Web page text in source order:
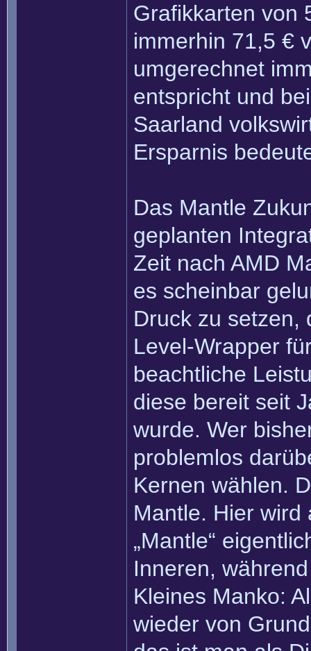
Grafikkarten von
immerhin 71,5 €
umgerechnet
entspricht und
Saarland
Ersparnis
Das Mantle
geplanten
Zeit nach AMD
es scheinbar
Druck zu setzen,
Level-Wrapper
beachtliche
diese bereit seit
wurde. Wer
problemlos
Kernen wählen.
Mantle. Hier wird
„Mantle“
Inneren,
Kleines Manko:
wieder von